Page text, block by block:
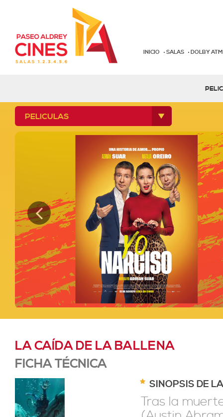
INICIO SALAS DOLBY
PELICULAS
LA CAÍDA DE LA BALLENA
FICHA TÉCNICA
SINOPSIS DE
Tras la